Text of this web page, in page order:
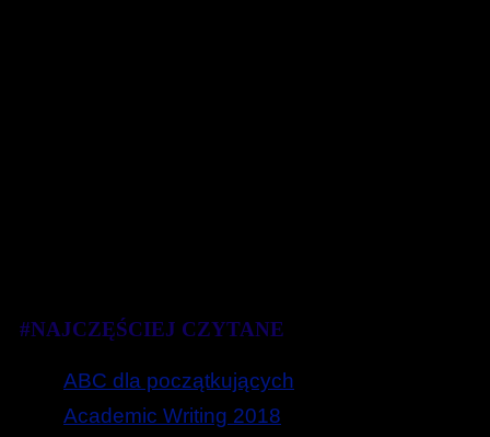
#NAJCZĘŚCIEJ CZYTANE
ABC dla początkujących
Academic Writing 2018